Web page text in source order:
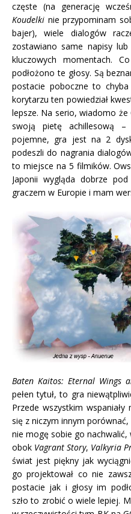
częste (na generację
Koudelki nie przypominam
bajer), wiele dialogów
zostawiano same napisy
kluczowych momentach.
podłożono te głosy. Są
postacie poboczne to
korytarzu ten powiedział
lepsze. Na serio, wiadomo że
swoją pietę achillesową –
pojemne, gra jest na 2
podeszli do nagrania
to miejsce na 5 filmików.
Japonii wygląda dobrze
graczem w Europie i mam
Baten Kaitos: Eternal Wings
pełen tytuł, to gra
Przede wszystkim
się z niczym innym porównać,
nie mogę sobie go nachwalić,
obok Vagrant Story, Valkyria
świat jest piękny jak
go projektował co nie
postacie jak i głosy im
szło to zrobić o wiele lepiej.